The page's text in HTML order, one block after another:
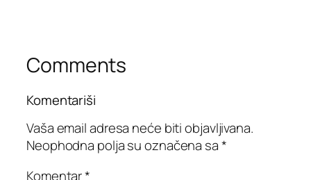
Comments
Komentariši
Vaša email adresa neće biti objavljivana.
Neophodna polja su označena sa*
Komentar*